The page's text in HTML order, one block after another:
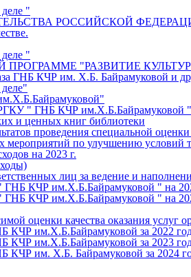
"
РОССИЙСКОЙ
"
ПРОГРАММЕ "РАЗВИТИЕ
ГНБ КЧР им. Х.Б. Байрамуковой и
" ГНБ КЧР им.Х.Б.Байрамуковой "
и ценных книг библиотеки
проведения специальной
мероприятий по улучшению условий
на 2023 г.
лиц за ведение и
ГНБ КЧР им.Х.Б.Байрамуковой " на
ГНБ КЧР им.Х.Б.Байрамуковой " на
оценки качества оказания услуг
КЧР им.Х.Б.Байрамуковой за 2022
КЧР им.Х.Б.Байрамуковой за 2023
КЧР им. Х.Б. Байрамуковой за 2024